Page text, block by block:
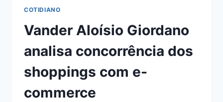
COTIDIANO
Vander Aloísio Giordano
analisa concorrência dos
shoppings com e-
commerce